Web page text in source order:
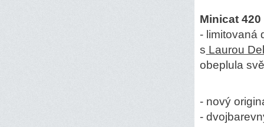
​Minicat
- limitovaná
s Laurou
obeplula
- nový
-